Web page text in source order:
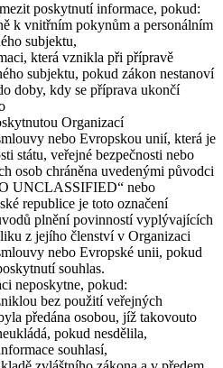
poskytnutí informace, pokud:
k vnitřním pokynům a personálním
subjektu,
která vznikla při přípravě
subjektu, pokud zákon nestanoví
doby, kdy se příprava ukončí
Organizací
nebo Evropskou unií, která je
státu, veřejné bezpečnosti nebo
osob chráněna uvedenými původci
UNCLASSIFIED“ nebo
republice je toto označení
plnění povinností vyplývajících
z jejího členství v Organizaci
nebo Evropské unii, pokud
souhlas.
neposkytne, pokud:
bez použití veřejných
předána osobou, jíž takovouto
pokud nesdělila,
souhlasí,